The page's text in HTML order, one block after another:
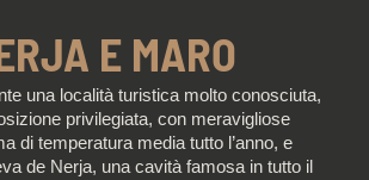
E MARO
una località turistica molto conosciuta,
privilegiata, con meravigliose
di temperatura media tutto l’anno, e
de Nerja, una cavità famosa in tutto il